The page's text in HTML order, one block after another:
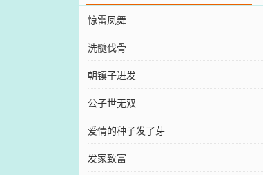
惊雷凤舞
洗髓伐骨
朝镇子进发
公子世无双
爱情的种子发了芽
发家致富